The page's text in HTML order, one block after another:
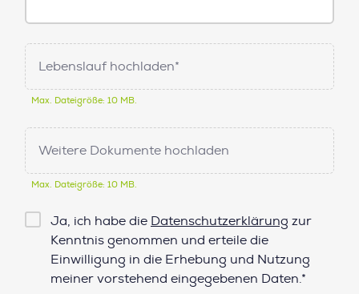
Lebenslauf hochladen*
Max. Dateigröße: 10 MB.
Weitere Dokumente hochladen
Max. Dateigröße: 10 MB.
Checkbox
Datenschutz*
Ja, ich habe die Datenschutzerklärung zur
Kenntnis genommen und erteile die
Einwilligung in die Erhebung und Nutzung
meiner vorstehend eingegebenen Daten.*